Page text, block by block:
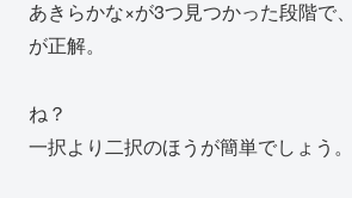
あきらかな×が3つ見つかった段階で
が正解。
ね？
一択より二択のほうが簡単でしょう。